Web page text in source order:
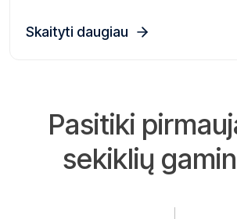
Skaityti daugiau
Pasitiki
sekiklių